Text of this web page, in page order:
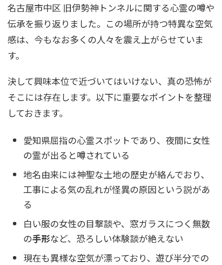
名古屋市中区 旧伊勢神トンネルに関する心霊の噂や
伝承を振り返りました。この場所が持つ特異な空気
感は、今もなお多くの人々を震え上がらせていま
す。
決して興味本位で近づいてはいけない、真の恐怖が
そこには存在します。以下に重要なポイントを整理
しておきます。
愛知県屈指の心霊スポットであり、夜間に女性
の霊が出ると噂されている
地名由来には神聖な土地の歴史が絡んでおり、
工事による気の乱れが怪異の原因という説があ
る
白い服の女性の目撃談や、窓ガラスにつく無数
の手形など、恐ろしい体験談が絶えない
現在も異様な空気が漂っており、遊び半分での